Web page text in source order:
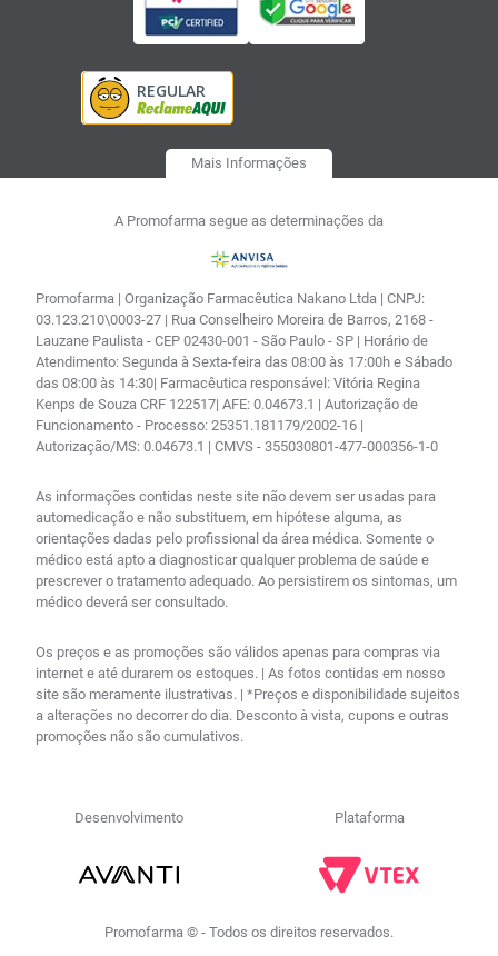
Mais Informações
A Promofarma segue as determinações da
Promofarma | Organização Farmacêutica Nakano Ltda | CNPJ:
03.123.210\0003-27 | Rua Conselheiro Moreira de Barros, 2168 -
Lauzane Paulista - CEP 02430-001 - São Paulo - SP | Horário de
Atendimento: Segunda à Sexta-feira das 08:00 às 17:00h e Sábado
das 08:00 às 14:30| Farmacêutica responsável: Vitória Regina
Kenps de Souza CRF 122517| AFE: 0.04673.1 | Autorização de
Funcionamento - Processo: 25351.181179/2002-16 |
Autorização/MS: 0.04673.1 | CMVS - 355030801-477-000356-1-0
As informações contidas neste site não devem ser usadas para
automedicação e não substituem, em hipótese alguma, as
orientações dadas pelo profissional da área médica. Somente o
médico está apto a diagnosticar qualquer problema de saúde e
prescrever o tratamento adequado. Ao persistirem os sintomas, um
médico deverá ser consultado.
Os preços e as promoções são válidos apenas para compras via
internet e até durarem os estoques. | As fotos contidas em nosso
site são meramente ilustrativas. | *Preços e disponibilidade sujeitos
a alterações no decorrer do dia. Desconto à vista, cupons e outras
promoções não são cumulativos.
Desenvolvimento Plataforma
Promofarma © - Todos os direitos reservados.